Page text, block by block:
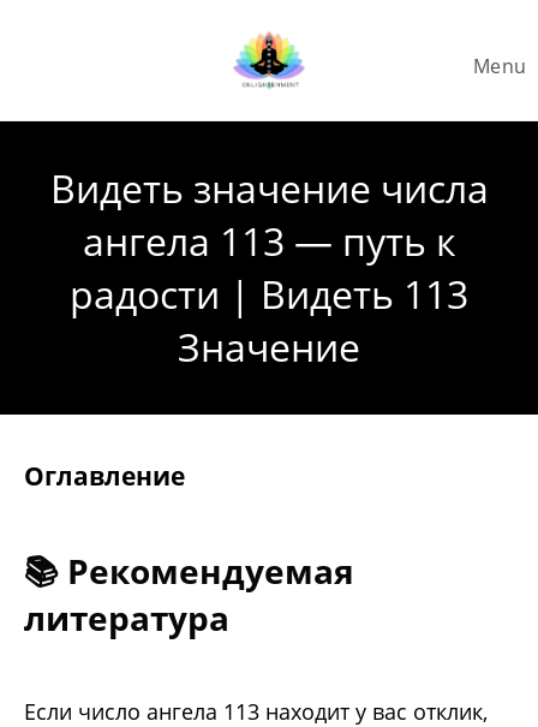
Menu
Видеть значение числа
ангела 113 — путь к
радости | Видеть 113
Значение
Оглавление
📚 Рекомендуемая
литература
Если число ангела 113 находит у вас отклик,